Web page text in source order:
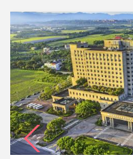
持，他在现场示范最
统（SP） 的操作，让
的精密与创新。欧院
械手臂手术教育暨观
创手术的临床教育与
内外医师与跨国合作
训重镇，为更多病人
照护。 童综合医院正